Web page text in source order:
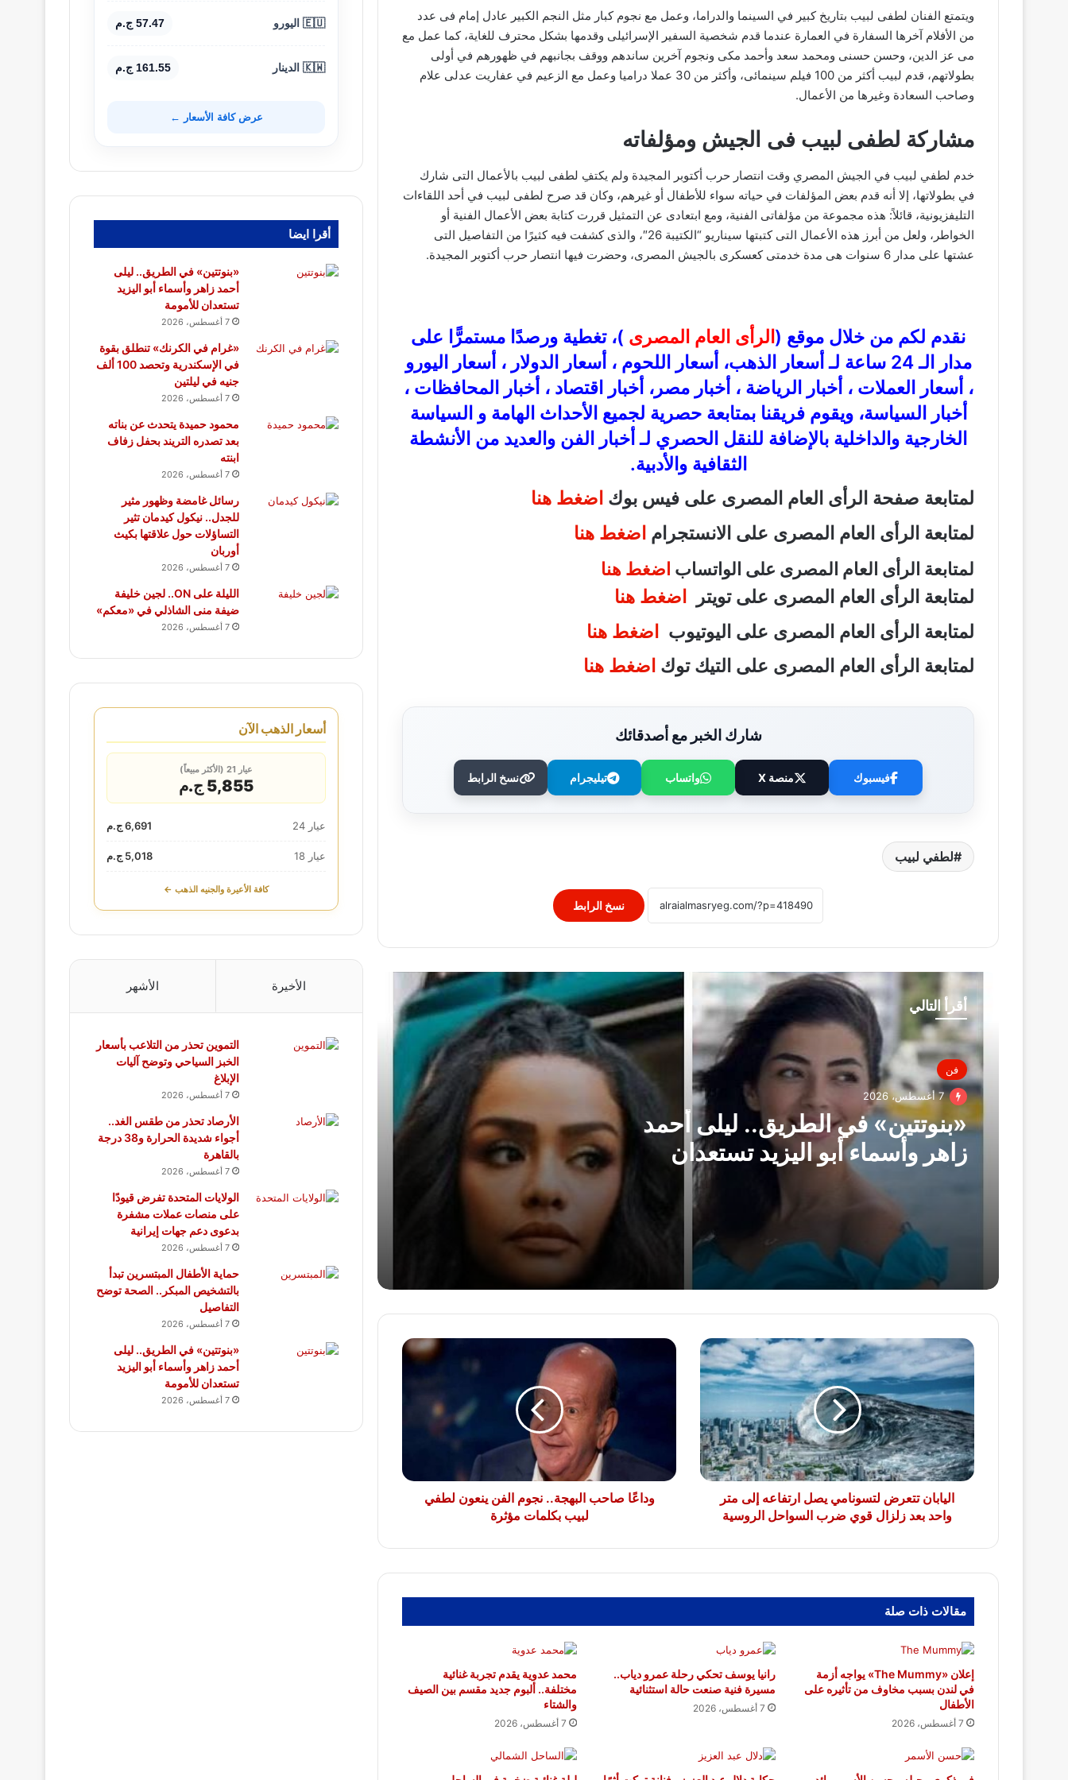
ويتمتع الفنان لطفى لبيب بتاريخ كبير في السينما والدراما، وعمل مع نجوم كبار مثل النجم الكبير عادل إمام فى عدد
من الأفلام آخرها السفارة في العمارة عندما قدم شخصية السفير الإسرائيلى وقدمها بشكل محترف للغاية، كما عمل مع
مى عز الدين، وحسن حسنى ومحمد سعد وأحمد مكى ونجوم آخرين ساندهم ووقف بجانبهم في ظهورهم في أولى
بطولاتهم، قدم لبيب أكثر من 100 فيلم سينمائى، وأكثر من 30 عملا دراميا وعمل مع الزعيم في عفاريت عدلى علام
وصاحب السعادة وغيرها من الأعمال.
مشاركة لطفى لبيب فى الجيش ومؤلفاته
خدم لطفي لبيب في الجيش المصري وقت انتصار حرب أكتوبر المجيدة ولم يكتفِ لطفى لبيب بالأعمال التى شارك
في بطولاتها، إلا أنه قدم بعض المؤلفات في حياته سواء للأطفال أو غيرهم، وكان قد صرح لطفى لبيب في أحد اللقاءات
التليفزيونية، قائلاً: هذه مجموعة من مؤلفاتى الفنية، ومع ابتعادى عن التمثيل قررت كتابة بعض الأعمال الفنية أو
الخواطر، ولعل من أبرز هذه الأعمال التى كتبتها سيناريو “الكتيبة 26″، والذى كشفت فيه كثيرًا من التفاصيل التى
عشتها على مدار 6 سنوات هى مدة خدمتى كعسكرى بالجيش المصرى، وحضرت فيها انتصار حرب أكتوبر المجيدة.
نقدم لكم من خلال موقع (الرأى العام المصرى )، تغطية ورصدًا مستمرًّا على
مدار الـ 24 ساعة لـ أسعار الذهب، أسعار اللحوم ، أسعار الدولار ، أسعار اليورو
، أسعار العملات ، أخبار الرياضة ، أخبار مصر، أخبار اقتصاد ، أخبار المحافظات ،
أخبار السياسة، ويقوم فريقنا بمتابعة حصرية لجميع الأحداث الهامة و السياسة
الخارجية والداخلية بالإضافة للنقل الحصري لـ أخبار الفن والعديد من الأنشطة
الثقافية والأدبية.
لمتابعة صفحة الرأى العام المصرى على فيس بوك اضغط هنا
لمتابعة الرأى العام المصرى على الانستجرام اضغط هنا
لمتابعة الرأى العام المصرى على الواتساب اضغط هنا
لمتابعة الرأى العام المصرى على تويتر
اضغط هنا
لمتابعة الرأى العام المصرى على اليوتيوب اضغط هنا
لمتابعة الرأى العام المصرى على التيك توك اضغط هنا
شارك الخبر مع أصدقائك
فيسبوك منصة X واتساب تيليجرام نسخ الرابط
لطفي لبيب
نسخ الرابط
أقرأ التالي
فن
7 أغسطس، 2026
«بنوتتين» في الطريق.. ليلى أحمد
زاهر وأسماء أبو اليزيد تستعدان
رسائل غامضة وظهور مثير للجدل.. نيكول
كيدمان تثير التساؤلات حول علاقتها بكيث
أوربان
الليلة على ON.. لجين خليفة ضيفة منى
بلمسة عصرية.. بينكي سليم يتحدث عن
تجربة عمرو دياب في «لولا البنات»
دلال عبد العزيز.. مواقف إنسانية جعلتها
أيقونة للصداقة والوفاء
ليلة طربية مع هشام عباس ضمن فعاليات
«Moana» يحقق إيرادات ضخمة حول العالم
بعد وصوله إلى 263 مليون دولار
ريهانا تستعد للعودة الغنائية.. آيساب روكي
يؤكد عملها على ألبوم جديد
اليابان
تتعرض
لتسونامي
يصل
ارتفاعه
إلى
متر
واحد
بعد
زلزال
السواحل
اليابان تتعرض لتسونامي يصل ارتفاعه إلى متر
واحد بعد زلزال قوي ضرب السواحل الروسية
وداعًا
بكلمات
مؤثرةوداعًا صاحب البهجة.. نجوم الفن ينعون لطفي
لبيب بكلمات مؤثرة
مقالات ذات صلة
إعلان «The Mummy» يواجه أزمة
في لندن بسبب مخاوف من تأثيره على
الأطفال
7 أغسطس، 2026
رانيا يوسف تحكي رحلة عمرو دياب..
مسيرة فنية صنعت حالة استثنائية
7 أغسطس، 2026
محمد عدوية يقدم تجربة غنائية
مختلفة.. ألبوم جديد مقسم بين الصيف
والشتاء
7 أغسطس، 2026
🇪🇺 اليورو 57.47 ج.م
🇰🇼 الدينار 161.55 ج.م
عرض كافة الأسعار ←
أقرا ايضا
«بنوتتين» في الطريق.. ليلى
أحمد زاهر وأسماء أبو اليزيد
تستعدان للأمومة
7 أغسطس، 2026
«غرام في الكرنك» تنطلق بقوة
في الإسكندرية وتحصد 100 ألف
جنيه في ليلتين
7 أغسطس، 2026
محمود حميدة يتحدث عن بناته
بعد تصدره التريند بحفل زفاف
ابنته
7 أغسطس، 2026
رسائل غامضة وظهور مثير
للجدل.. نيكول كيدمان تثير
التساؤلات حول علاقتها بكيث
أوربان
7 أغسطس، 2026
الليلة على ON.. لجين خليفة
ضيفة منى الشاذلي في «معكم»
7 أغسطس، 2026
أسعار الذهب الآن
عيار 21 (الأكثر مبيعاً)
5,855 ج.م
عيار 24 6,691 ج.م
عيار 18 5,018 ج.م
كافة الأعيرة والجنيه الذهب ←
الأخيرة الأشهر
التموين تحذر من التلاعب بأسعار
الخبز السياحي وتوضح آليات
الإبلاغ
7 أغسطس، 2026
الأرصاد تحذر من طقس الغد..
أجواء شديدة الحرارة و38 درجة
بالقاهرة
7 أغسطس، 2026
الولايات المتحدة تفرض قيودًا
على منصات عملات مشفرة
بدعوى دعم جهات إيرانية
7 أغسطس، 2026
حماية الأطفال المبتسرين تبدأ
بالتشخيص المبكر.. الصحة توضح
التفاصيل
7 أغسطس، 2026
«بنوتتين» في الطريق.. ليلى
أحمد زاهر وأسماء أبو اليزيد
تستعدان للأمومة
7 أغسطس، 2026